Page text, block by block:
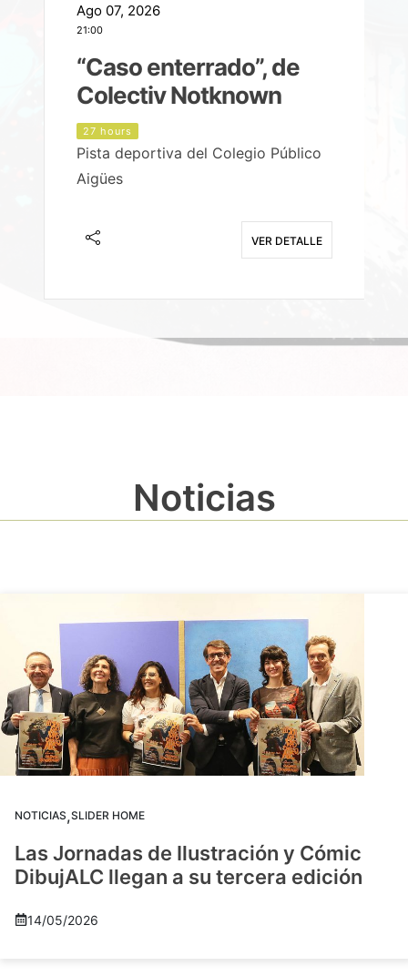
Ago 07, 2026
21:00
“Caso enterrado”, de
Colectiv Notknown
27 hours
Pista deportiva del Colegio Público
Aigües
VER DETALLE
Noticias
NOTICIAS,SLIDER HOME
Las Jornadas de Ilustración y Cómic
DibujALC llegan a su tercera edición
14/05/2026